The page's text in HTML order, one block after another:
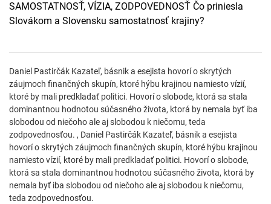
SAMOSTATNOSŤ, VÍZIA, ZODPOVEDNOSŤ Čo priniesla
Slovákom a Slovensku samostatnosť krajiny?
Daniel Pastirčák Kazateľ, básnik a esejista hovorí o skrytých
záujmoch finančných skupín, ktoré hýbu krajinou namiesto vízií,
ktoré by mali predkladať politici. Hovorí o slobode, ktorá sa stala
dominantnou hodnotou súčasného života, ktorá by nemala byť iba
slobodou od niečoho ale aj slobodou k niečomu, teda
zodpovednosťou. , Daniel Pastirčák Kazateľ, básnik a esejista
hovorí o skrytých záujmoch finančných skupín, ktoré hýbu krajinou
namiesto vízií, ktoré by mali predkladať politici. Hovorí o slobode,
ktorá sa stala dominantnou hodnotou súčasného života, ktorá by
nemala byť iba slobodou od niečoho ale aj slobodou k niečomu,
teda zodpovednosťou.